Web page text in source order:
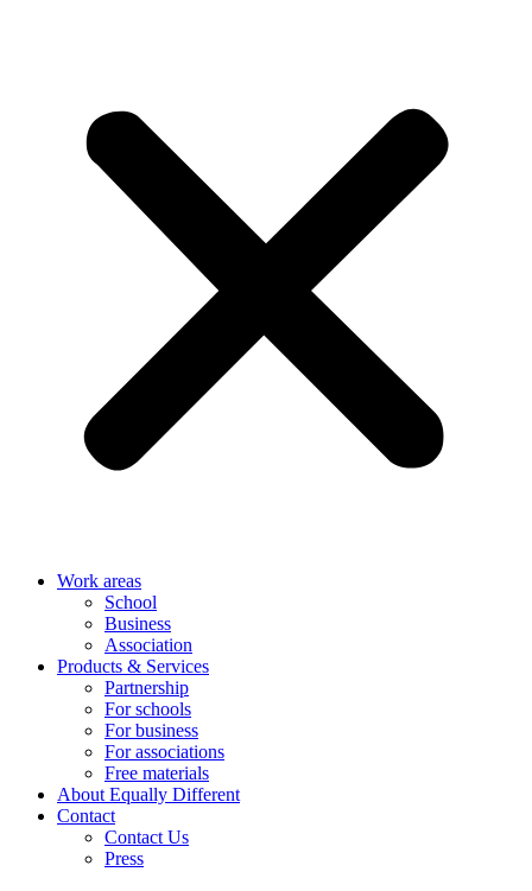
Work areas
School
Business
Association
Products & Services
Partnership
For schools
For business
For associations
Free materials
About Equally Different
Contact
Contact Us
Press